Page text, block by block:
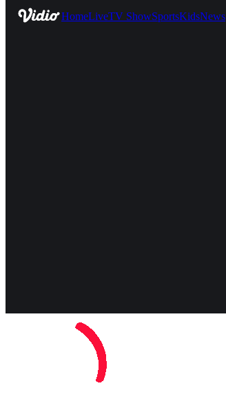
HomeLiveTV ShowSportsKidsNews